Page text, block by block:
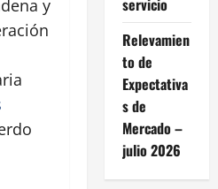
y
Relevamien
to de
Expectativa
s de
Mercado –
julio 2026